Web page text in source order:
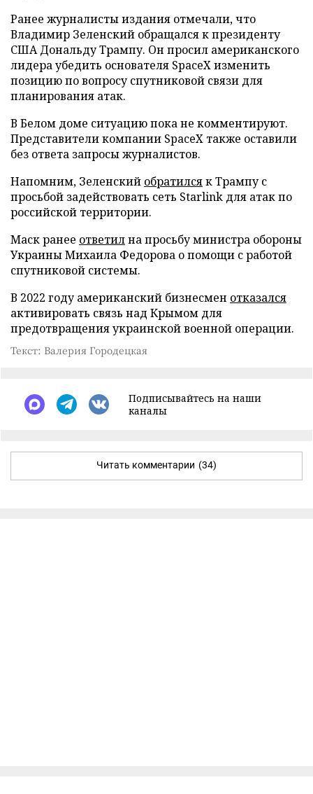
Ранее журналисты издания отмечали, что
Владимир Зеленский обращался к президенту
США Дональду Трампу. Он просил американского
лидера убедить основателя SpaceX изменить
позицию по вопросу спутниковой связи для
планирования атак.
В Белом доме ситуацию пока не комментируют.
Представители компании SpaceX также оставили
без ответа запросы журналистов.
Напомним, Зеленский обратилсяк Трампу с
просьбой задействовать сеть Starlink для атак по
российской территории.
Маск ранее ответилна просьбу министра обороны
Украины Михаила Федорова о помощи с работой
спутниковой системы.
В 2022 году американский бизнесмен отказался
активировать связь над Крымом для
предотвращения украинской военной операции.
Текст: Валерия Городецкая
Подписывайтесь на наши
каналы
Читать комментарии (34)